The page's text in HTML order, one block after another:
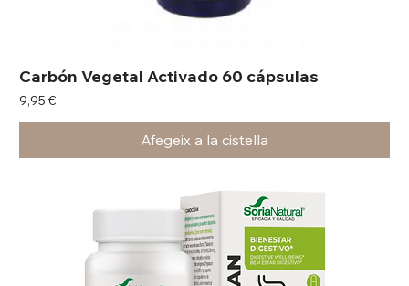
Carbón Vegetal Activado 60 cápsulas
Preu
9,95 €
Afegeix a la cistella